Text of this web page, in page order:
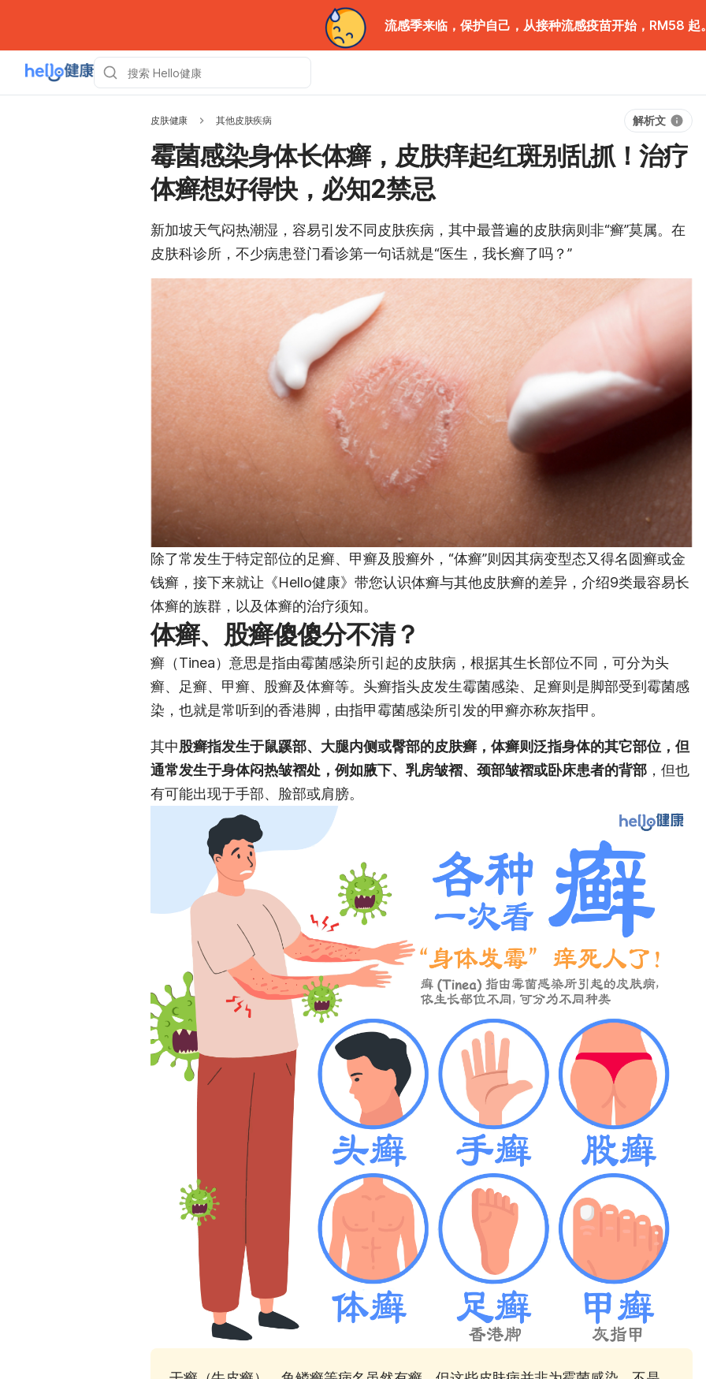
流感季来临，保护自己，从接种流感疫苗开始，RM58 起
皮肤健康 其他皮肤疾病 解析文
霉菌感染身体长体癣，皮肤痒起红斑别乱抓！治疗
体癣想好得快，必知2禁忌
新加坡天气闷热潮湿，容易引发不同皮肤疾病，其中最普遍的皮肤病则非“癣”莫属。在
皮肤科诊所，不少病患登门看诊第一句话就是“医生，我长癣了吗？”
除了常发生于特定部位的足癣、甲癣及股癣外，“体癣”则因其病变型态又得名圆癣或金
钱癣，接下来就让《Hello健康》带您认识体癣与其他皮肤癣的差异，介绍9类最容易长
体癣的族群，以及体癣的治疗须知。
体癣、股癣傻傻分不清？
癣（Tinea）意思是指由霉菌感染所引起的皮肤病，根据其生长部位不同，可分为头
癣、足癣、甲癣、股癣及体癣等。头癣指头皮发生霉菌感染、足癣则是脚部受到霉菌感
染，也就是常听到的香港脚，由指甲霉菌感染所引发的甲癣亦称灰指甲。
其中股癣指发生于鼠蹊部、大腿内侧或臀部的皮肤癣，体癣则泛指身体的其它部位，但
通常发生于身体闷热皱褶处，例如腋下、乳房皱褶、颈部皱褶或卧床患者的背部 ，但也
有可能出现于手部、脸部或肩膀。